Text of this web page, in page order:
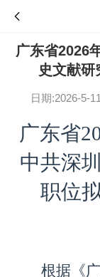
广东省2026
史文献研
日期:2026-5-11
广东省
中共深
职位
根据 《